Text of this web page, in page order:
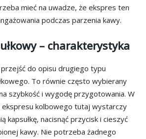
mieć na uwadze, że ekspres ten
podczas parzenia kawy.
– charakterystyka
do opisu drugiego typu
To równie często wybierany
szybkość i wygodę przygotowania. W
kolbowego tutaj wystarczy
kapsułkę, nacisnąć przycisk i cieszyć
kawy. Nie potrzeba żadnego